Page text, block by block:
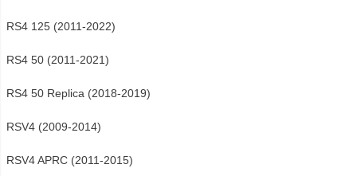
RS4 125 (2011-2022)
RS4 50 (2011-2021)
RS4 50 Replica (2018-2019)
RSV4 (2009-2014)
RSV4 APRC (2011-2015)